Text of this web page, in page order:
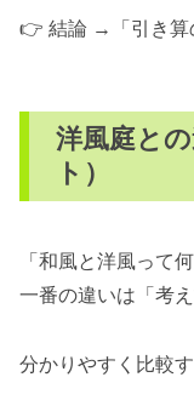
👉 結論 →「引き算
洋風庭と
ト）
「和風と洋風って
一番の違いは「考え
分かりやすく比較